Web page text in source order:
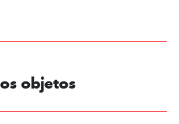
objetos